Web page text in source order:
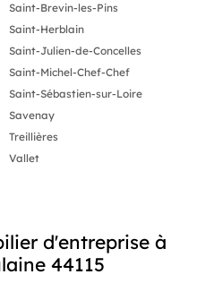
Saint-Brevin-les-Pins
Saint-Herblain
Saint-Julien-de-Concelles
Saint-Michel-Chef-Chef
Saint-Sébastien-sur-Loire
Savenay
Treillières
Vallet
d'entreprise à
44115